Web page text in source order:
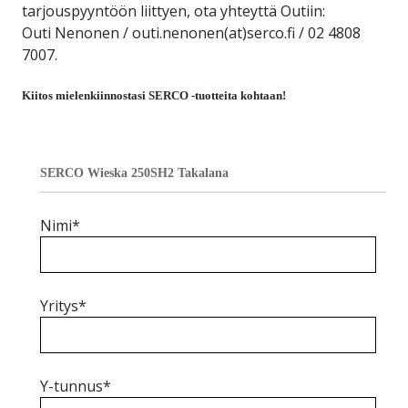
tarjouspyyntöön liittyen, ota yhteyttä Outiin:
Outi Nenonen / outi.nenonen(at)serco.fi / 02 4808
7007.
Kiitos mielenkiinnostasi SERCO -tuotteita kohtaan!
SERCO Wieska 250SH2 Takalana
Nimi*
Yritys*
Y-tunnus*